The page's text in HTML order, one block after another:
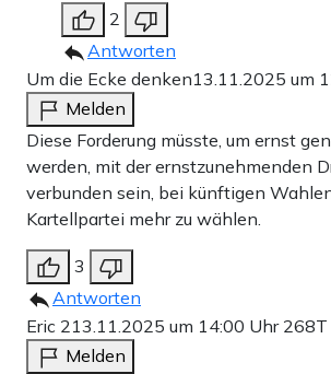
2
Antworten
Um die Ecke denken13.11.2025 um
Melden
Diese Forderung müsste, um ernst
werden, mit der ernstzunehmenden
verbunden sein, bei künftigen
Kartellpartei mehr zu wählen.
3
Antworten
Eric 2 13.11.2025 um 14:00 Uhr 268T
Melden